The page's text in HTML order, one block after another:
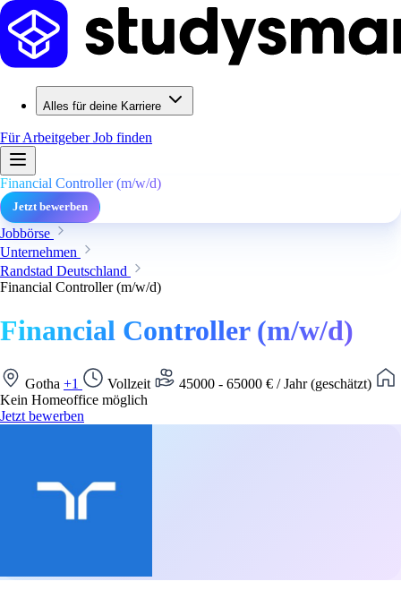
Alles für deine Karriere
Für ArbeitgeberJob finden
Financial Controller (m/w/d)
Jetzt bewerben
Jobbörse
Unternehmen
Randstad Deutschland
Financial Controller (m/w/d)
Financial Controller (m/w/d)
Gotha +1 Vollzeit
45000 - 65000 € / Jahr (geschätzt)
Kein Homeoffice möglich
Jetzt bewerben